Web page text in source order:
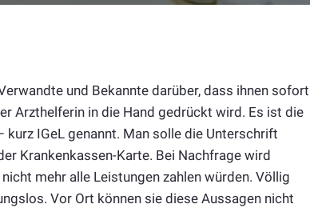
und Bekannte darüber, dass ihnen sofort
Arzthelferin in die Hand gedrückt wird. Es ist die
IGeL genannt. Man solle die Unterschrift
Krankenkassen-Karte. Bei Nachfrage wird
mehr alle Leistungen zahlen würden. Völlig
Vor Ort können sie diese Aussagen nicht